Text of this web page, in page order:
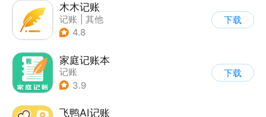
木木记账
记账
其他
4.8
下载
家庭记账本
记账
3.9
下载
飞鸭AI记账